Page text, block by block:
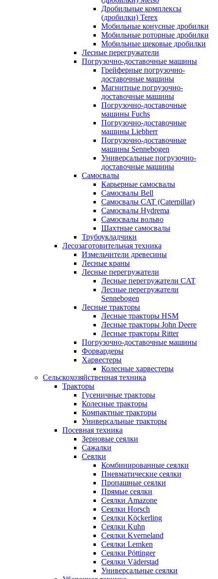
Дробильные комплексы
(дробилки) Terex
Мобильные конусные дробилки
Мобильные роторные дробилки
Мобильные щековые дробилки
Лесные перегружатели
Погрузочно-доставочные машины
Грейферные погрузочно-
доставочные машины
Магнитные погрузочно-
доставочные машины
Погрузочно-доставочные
машины Fuchs
Погрузочно-доставочные
машины Liebherr
Погрузочно-доставочные
машины Sennebogen
Универсальные погрузочно-
доставочные машины
Самосвалы
Карьерные самосвалы
Самосвалы Bell
Самосвалы CAT (Caterpillar)
Самосвалы Hydrema
Самосвалы вольво
Шахтные самосвалы
Трубоукладчики
Лесозаготовительная техника
Измельчители древесины
Лесные краны
Лесные перегружатели
Лесные перегружатели CAT
Лесные перегружатели
Sennebogen
Лесные тракторы
Лесные тракторы HSM
Лесные тракторы John Deere
Лесные тракторы Ritter
Погрузочно-доставочные машины
Форвардеры
Харвестеры
Колесные харвестеры
Сельскохозяйственная техника
Тракторы
Гусеничные тракторы
Колесные тракторы
Компактные тракторы
Универсальные тракторы
Посевная техника
Зерновые сеялки
Сажалки
Сеялки
Комбинированные сеялки
Пневматические сеялки
Пропашные сеялки
Прямые сеялки
Сеялки Amazone
Сеялки Horsch
Сеялки Köckerling
Сеялки Kuhn
Сеялки Kverneland
Сеялки Lemken
Сеялки Pöttinger
Сеялки Väderstad
Универсальные сеялки